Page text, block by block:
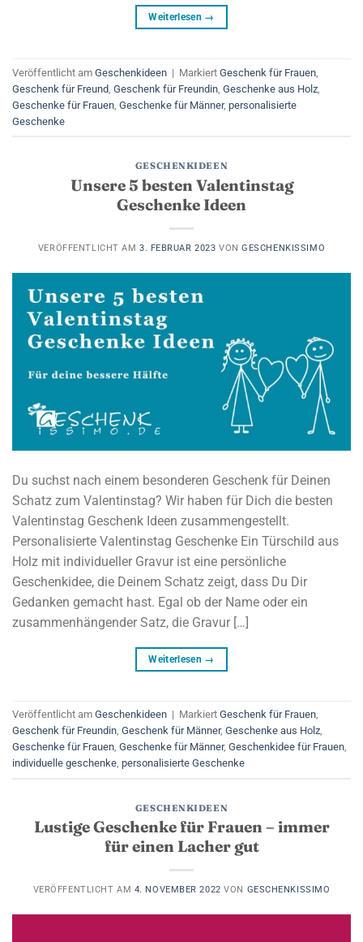
Weiterlesen →
Veröffentlicht am Geschenkideen | Markiert Geschenk für Frauen
Geschenk für Freund Geschenk für Freundin Geschenke aus Holz
Geschenke für Frauen Geschenke für Männer, personalisierte
Geschenke
GESCHENKIDEEN
Unsere 5 besten Valentinstag
Geschenke Ideen
VERÖFFENTLICHT AM3. FEBRUAR 2023 VONGESCHENKISSIMO
Du suchst nach einem besonderen Geschenk für Deinen
Schatz zum Valentinstag? Wir haben für Dich die besten
Valentinstag Geschenk Ideen zusammengestellt.
Personalisierte Valentinstag Geschenke Ein Türschild aus
Holz mit individueller Gravur ist eine persönliche
Geschenkidee, die Deinem Schatz zeigt, dass Du Dir
Gedanken gemacht hast. Egal ob der Name oder ein
zusammenhängender Satz, die Gravur […]
Weiterlesen →
Veröffentlicht am Geschenkideen | Markiert Geschenk für Frauen,
Geschenk für Freundin, Geschenk für Männer, Geschenke aus Holz,
Geschenke für Frauen, Geschenke für Männer, Geschenkidee für Frauen,
individuelle geschenke, personalisierte Geschenke
GESCHENKIDEEN
Lustige Geschenke für Frauen – immer
für einen Lacher gut
VERÖFFENTLICHT AM 4. NOVEMBER 2022 VON GESCHENKISSIMO